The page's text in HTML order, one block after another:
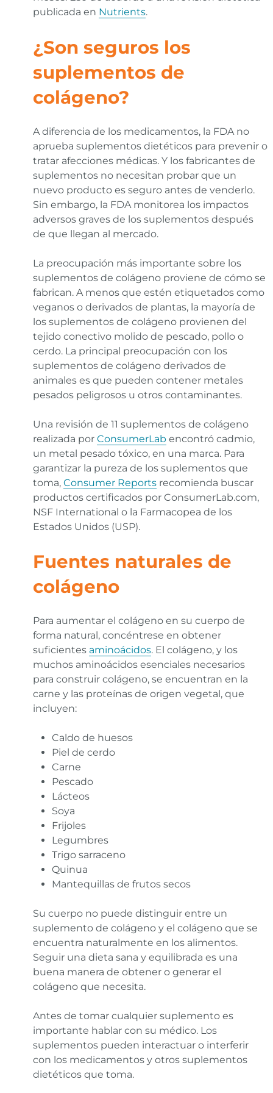
publicada en Nutrients.
¿Son seguros los
suplementos de
colágeno?
A diferencia de los medicamentos, la FDA no
aprueba suplementos dietéticos para prevenir o
tratar afecciones médicas. Y los fabricantes de
suplementos no necesitan probar que un
nuevo producto es seguro antes de venderlo.
Sin embargo, la FDA monitorea los impactos
adversos graves de los suplementos después
de que llegan al mercado.
La preocupación más importante sobre los
suplementos de colágeno proviene de cómo se
fabrican. A menos que estén etiquetados como
veganos o derivados de plantas, la mayoría de
los suplementos de colágeno provienen del
tejido conectivo molido de pescado, pollo o
cerdo. La principal preocupación con los
suplementos de colágeno derivados de
animales es que pueden contener metales
pesados peligrosos u otros contaminantes.
Una revisión de 11 suplementos de colágeno
realizada por ConsumerLab encontró cadmio,
un metal pesado tóxico, en una marca. Para
garantizar la pureza de los suplementos que
toma, Consumer Reportsrecomienda buscar
productos certificados por ConsumerLab.com,
NSF International o la Farmacopea de los
Estados Unidos (USP).
Fuentes naturales de
colágeno
Para aumentar el colágeno en su cuerpo de
forma natural, concéntrese en obtener
suficientes aminoácidos. El colágeno, y los
muchos aminoácidos esenciales necesarios
para construir colágeno, se encuentran en la
carne y las proteínas de origen vegetal, que
incluyen:
Caldo de huesos
Piel de cerdo
Carne
Pescado
Lácteos
Soya
Frijoles
Legumbres
Trigo sarraceno
Quinua
Mantequillas de frutos secos
Su cuerpo no puede distinguir entre un
suplemento de colágeno y el colágeno que se
encuentra naturalmente en los alimentos.
Seguir una dieta sana y equilibrada es una
buena manera de obtener o generar el
colágeno que necesita.
Antes de tomar cualquier suplemento es
importante hablar con su médico. Los
suplementos pueden interactuar o interferir
con los medicamentos y otros suplementos
dietéticos que toma.